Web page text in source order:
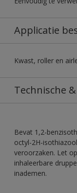
Applicatie
Kwast, roller en
Technische
Bevat 1,2-
octyl-2H-
veroorzaken. Let
inhaleerbare
inademen.